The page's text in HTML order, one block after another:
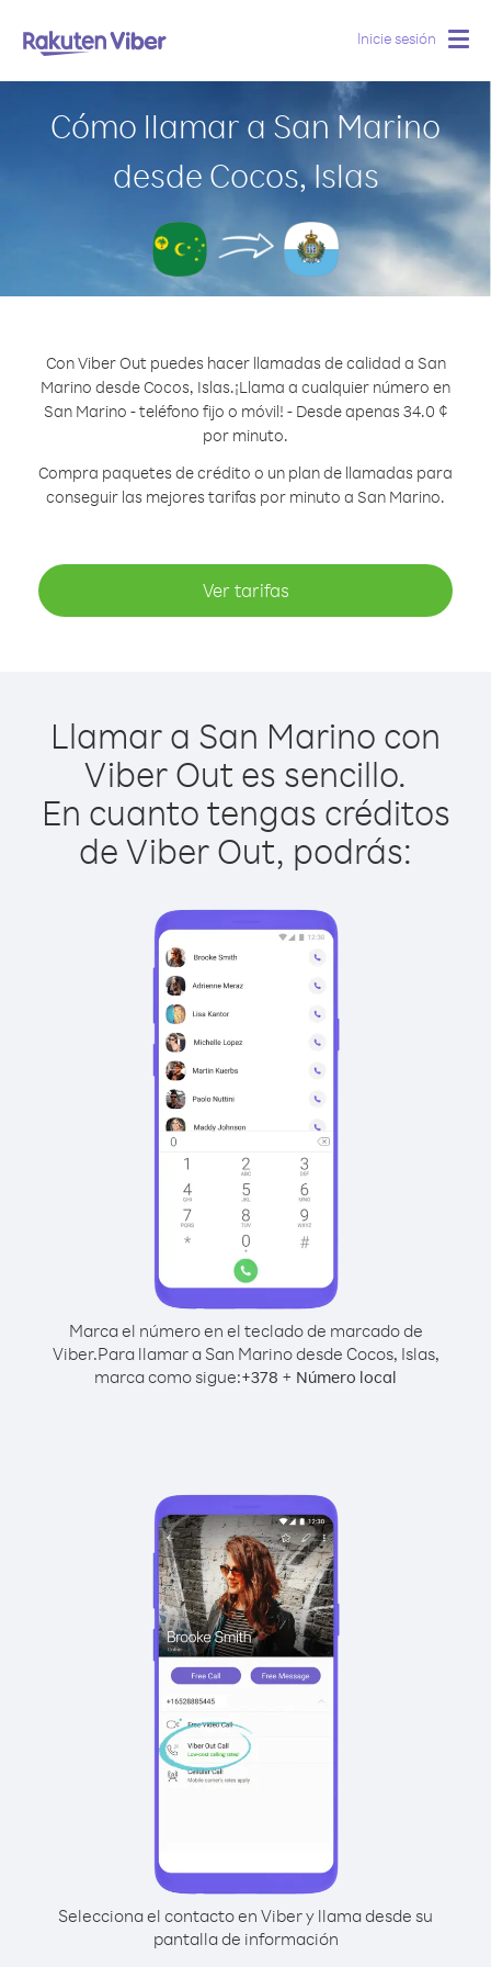
Inicie sesión
Cómo llamar a San Marino
desde Cocos, Islas
Con Viber Out puedes hacer llamadas de calidad a San
Marino desde Cocos, Islas.¡Llama a cualquier número en
San Marino - teléfono fijo o móvil! - Desde apenas 34.0 ¢
por minuto.
Compra paquetes de crédito o un plan de llamadas para
conseguir las mejores tarifas por minuto a San Marino.
Ver tarifas
Llamar a San Marino con
Viber Out es sencillo.
En cuanto tengas créditos
de Viber Out, podrás:
Marca el número en el teclado de marcado de
Viber.Para llamar a San Marino desde Cocos, Islas,
marca como sigue:+378 + Número local
Selecciona el contacto en Viber y llama desde su
pantalla de información